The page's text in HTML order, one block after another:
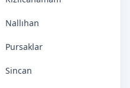
Nallıhan
Pursaklar
Sincan